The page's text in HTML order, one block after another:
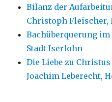
Bilanz der
Christoph Fleischer,
Bachüberquerung
Stadt Iserlohn
Die Liebe zu
Joachim Leberecht,